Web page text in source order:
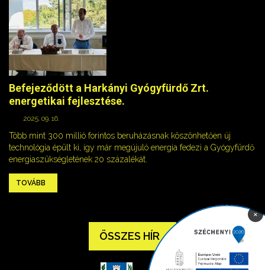
Befejeződött a Harkányi Gyógyfürdő Zrt.
energetikai fejlesztése.
2025. 09. 16.
Több mint 300 millió forintos beruházásnak köszönhetően új
technológia épült ki, így már megújuló energia fedezi a Gyógyfürdő
energiaszükségletének 20 százalékát.
TOVÁBB
ÖSSZES HÍR
×